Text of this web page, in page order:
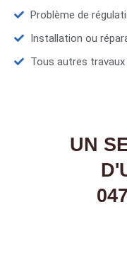
Problème de
Installation ou
Tous autres
UN